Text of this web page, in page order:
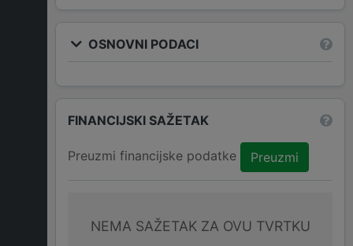
OSNOVNI PODACI
FINANCIJSKI SAŽETAK
Preuzmi financijske podatke Preuzmi
NEMA SAŽETAK ZA OVU TVRTKU